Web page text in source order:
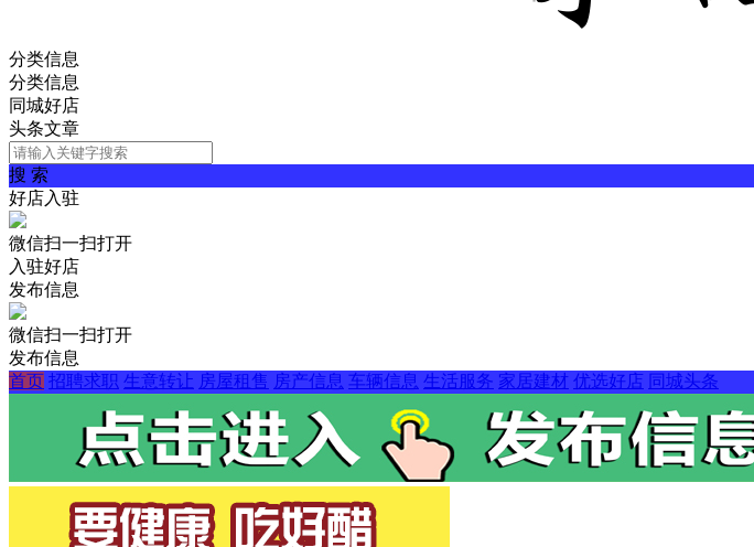
分类信息
分类信息
同城好店
头条文章
搜 索
好店入驻
微信扫一扫打开
入驻好店
发布信息
微信扫一扫打开
发布信息
首页 招聘求职 生意转让 房屋租售 房产信息 车辆信息 生活服务 家居建材 优选好店 同城头条